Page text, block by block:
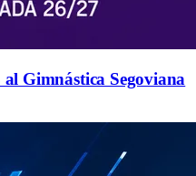
Gimnástica Segoviana